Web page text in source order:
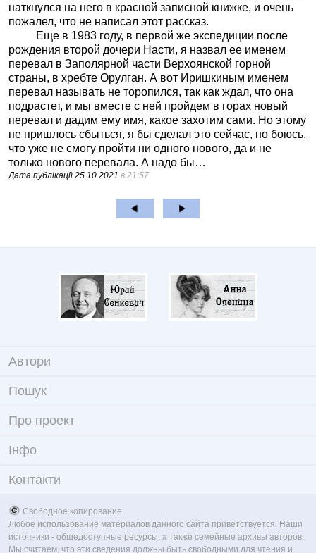
наткнулся на него в красной записной книжке, и очень
пожалел, что не написал этот рассказ.
Еще в 1983 году, в первой же экспедиции после
рождения второй дочери Насти, я назвал ее именем
перевал в Заполярной части Верхоянской горной
страны, в хребте Орулган. А вот Иришкиным именем
перевал называть не торопился, так как ждал, что она
подрастет, и мы вместе с ней пройдем в горах новый
перевал и дадим ему имя, какое захотим сами. Но этому
не пришлось сбыться, я бы сделал это сейчас, но боюсь,
что уже не смогу пройти ни одного нового, да и не
только нового перевала. А надо бы…
Дата публікації25.10.2021 в 21:57
Автори
Пошук
Про проект
Iнфо
Контакти
Свободное копирование
Любое использование материалов данного сайта приветствуется. Наши
источники - общедоступные ресурсы, а также семейные архивы авторов.
Мы считаем, что эти сведения должны быть свободными для чтения и